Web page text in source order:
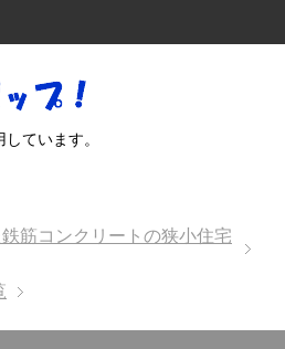
ています。
筋コンクリートの狭小住宅